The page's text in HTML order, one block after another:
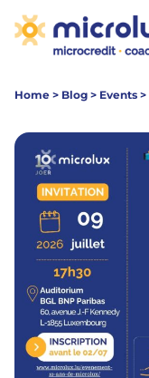
Home > Blog > Events >